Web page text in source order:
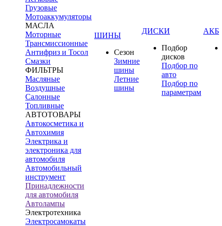
Грузовые
Мотоаккумуляторы
МАСЛА
Моторные
Трансмиссионные
Антифриз и Тосол
Смазки
ФИЛЬТРЫ
Масляные
Воздушные
Салонные
Топливные
АВТОТОВАРЫ
Автокосметика и
Автохимия
Электрика и
электроника для
автомобиля
Автомобильный
инструмент
Принадлежности
для автомобиля
Автолампы
Электротехника
Электросамокаты
ШИНЫ
Сезон
Зимние
шины
Летние
шины
ДИСКИ
Подбор
дисков
Подбор по
авто
Подбор по
параметрам
АКБ